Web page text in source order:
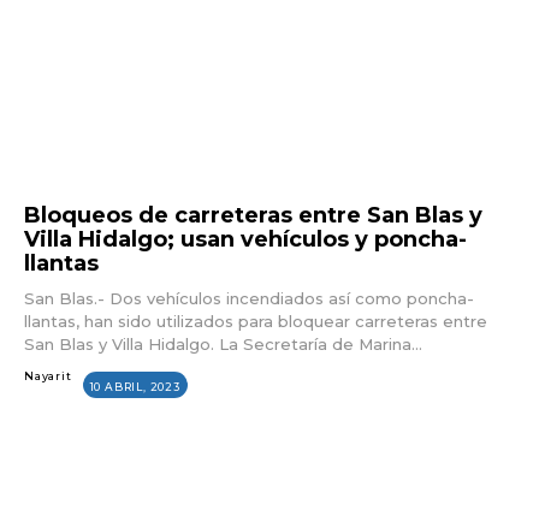
Bloqueos de carreteras entre San Blas y
Villa Hidalgo; usan vehículos y poncha-
llantas
San Blas.- Dos vehículos incendiados así como poncha-
llantas, han sido utilizados para bloquear carreteras entre
San Blas y Villa Hidalgo. La Secretaría de Marina...
Nayarit
10 ABRIL, 2023